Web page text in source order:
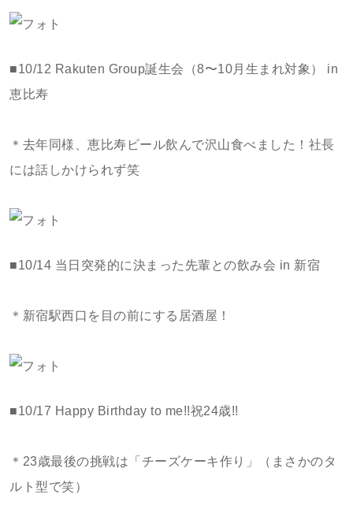
■10/12 Rakuten Group誕生会（8〜10月生まれ対象） in
恵比寿
＊去年同様、恵比寿ビール飲んで沢山食べました！社長
には話しかけられず笑
■10/14 当日突発的に決まった先輩との飲み会 in 新宿
＊新宿駅西口を目の前にする居酒屋！
■10/17 Happy Birthday to me!!祝24歳!!
＊23歳最後の挑戦は「チーズケーキ作り」（まさかのタ
ルト型で笑）